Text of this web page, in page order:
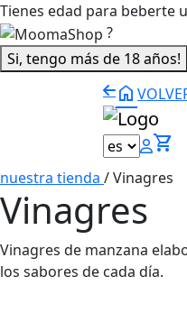
Tienes edad para beberte
?
Si, tengo más de 18 años!
home
shopping_cart
nuestra tienda /Vinagres
Vinagres
Vinagres de manzana
los sabores de cada día.